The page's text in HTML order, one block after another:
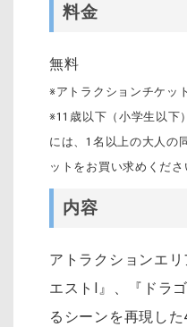
料金
無料
※アトラクションチケッ
※11歳以下（小学生以下
には、1名以上の大人の
ットをお買い求めくださ
内容
アトラクションエ
エストI』、『ドラ
るシーンを再現し